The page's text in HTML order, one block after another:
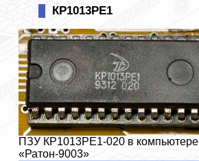
КР1013РЕ1
ПЗУ КР1013РЕ1-020 в компьютере
«Ратон-9003»